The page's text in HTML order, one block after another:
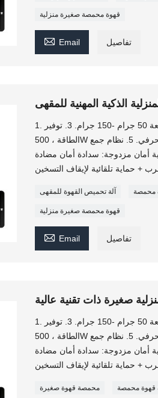
قهوة محمصة صغيرة منزلية
 Email تفاصيل
الذكية المهنية للمقهى
1. محمصة قهوة صغيرة. الوزن فقط 6 كجم. 2. السعة 50 جرام -150 جرام. 3. توفير
الطاقة ، 500W فقط. 4. يمكن تحديد التحكم اليدوي والتحكم الحرفي. 5. نظام جمع
6. نظام تبريد سريع. 7. حماية أمان مزدوجة: سدادة أمان مضادة
آلة تحميص القهوة للمقهى محمصة
قهوة محمصة صغيرة منزلية
 Email تفاصيل
صغيرة ذات تقنية عالية
1. محمصة قهوة صغيرة. الوزن فقط 6 كجم. 2. السعة 50 جرام -150 جرام. 3. توفير
الطاقة ، 500W فقط. 4. يمكن تحديد التحكم اليدوي والتحكم الحرفي. 5. نظام جمع
6. نظام تبريد سريع. 7. حماية أمان مزدوجة: سدادة أمان مضادة
محمصة قهوة صغيرة قهوة محمصة